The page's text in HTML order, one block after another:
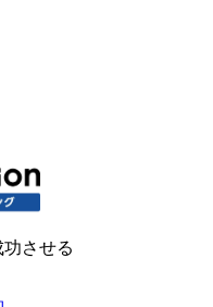
させる